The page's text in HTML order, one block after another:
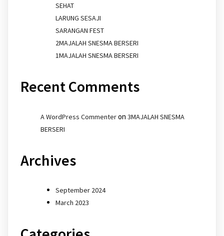
SEHAT
LARUNG SESAJI
SARANGAN FEST
2MAJALAH SNESMA BERSERI
1MAJALAH SNESMA BERSERI
Recent Comments
A WordPress Commenteron 3MAJALAH SNESMA
BERSERI
Archives
September 2024
March 2023